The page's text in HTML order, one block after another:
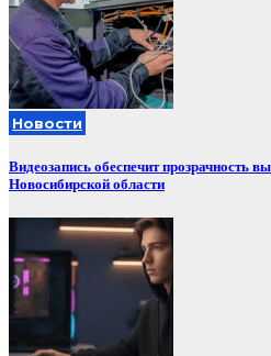
Новости
Видеозапись обеспечит прозрачность
Новосибирской области